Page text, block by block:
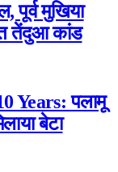
पूर्व मुखिया
तेंदुआ कांड
Years: पलामू
बेटा